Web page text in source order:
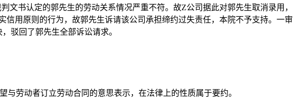
文书认定的郭先生的劳动关系情况严重不符。故Z公司据此对郭先生取消录用，
用原则的行为，故郭先生诉请该公司承担缔约过失责任，本院不予支持。一审
驳回了郭先生全部诉讼请求。
劳动者订立劳动合同的意思表示，在法律上的性质属于要约。